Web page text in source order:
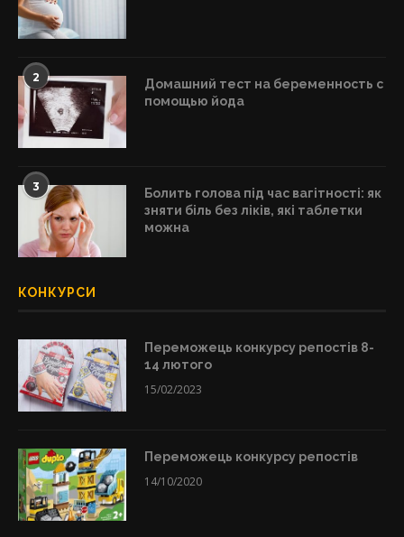
2
Домашний тест на беременность с
помощью йода
3
Болить голова під час вагітності: як
зняти біль без ліків, які таблетки
можна
КОНКУРСИ
Переможець конкурсу репостів 8-
14 лютого
15/02/2023
Переможець конкурсу репостів
14/10/2020